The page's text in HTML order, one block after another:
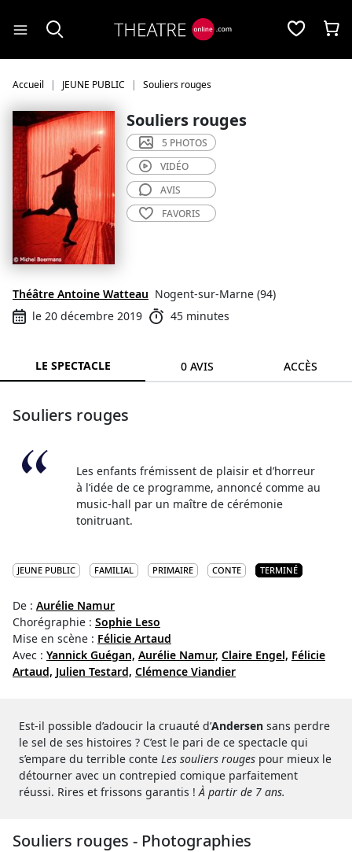
Accueil JEUNE PUBLIC Souliers rouges
Souliers rouges
Théâtre Antoine Watteau Nogent-sur-Marne (94)
le 20 décembre 2019
45 minutes
5 PHOTOS
VIDÉO
AVIS
FAVORIS
LE SPECTACLE 0 AVIS ACCÈS
Souliers rouges
Les enfants frémissent de plaisir et d’horreur
à l’idée de ce programme, annoncé comme au
music-hall par un maître de cérémonie
tonitruant.
JEUNE PUBLIC FAMILIAL PRIMAIRE CONTE TERMINÉ
De : Aurélie Namur
Chorégraphie : Sophie Leso
Mise en scène : Félicie Artaud
Avec : Yannick Guégan, Aurélie Namur, Claire Engel, Félicie
Artaud, Julien Testard, Clémence Viandier
Est-il possible d’adoucir la cruauté d’Andersen sans perdre
le sel de ses histoires ? C’est le pari de ce spectacle qui
s’empare du terrible conte Les souliers rouges pour mieux le
détourner avec un contrepied comique parfaitement
réussi. Rires et frissons garantis !À partir de 7 ans.
Souliers rouges - Photographies